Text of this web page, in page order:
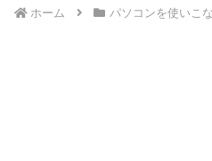
ホーム パソコンを使いこ